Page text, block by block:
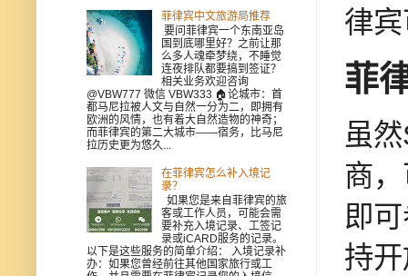
律
菲
虽
商
即
持
菲律宾中文旅游局推荐
要问菲律宾一个东南亚岛
国到底哪里好？之前让那
么多人魂牵梦绕，不睡觉
连夜排队都要搞到签证？
相关业务欢迎咨询
@VBW777 微信 VBW333 🏠论城市：首
都马尼拉被人文与自然一分为二，即拥有
欧洲的风情，也有着大自然造物的神奇；
而菲律宾的第二大城市——宿务，比马尼
拉历史更为悠久...
在菲律宾怎么补入境记
录？
如果您是来自菲律宾的旅
客或工作人员，可能会需
要补充入境记录、工签记
录或iCARD服务的记录。
以下是这些服务的简单介绍： 入境记录补
办：如果您曾经前往其他国家旅行或工